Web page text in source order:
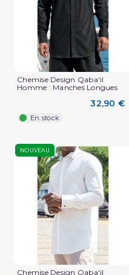
Chemise Design Qaba'il
Homme : Manches Longues
32,90 €
En stock
NOUVEAU
Chemise Design Qaba'il